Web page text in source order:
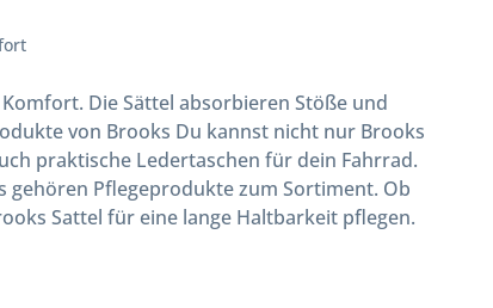
Die Sättel absorbieren Stöße und
von Brooks Du kannst nicht nur Brooks
praktische Ledertaschen für dein Fahrrad.
gehören Pflegeprodukte zum Sortiment. Ob
Sattel für eine lange Haltbarkeit pflegen.